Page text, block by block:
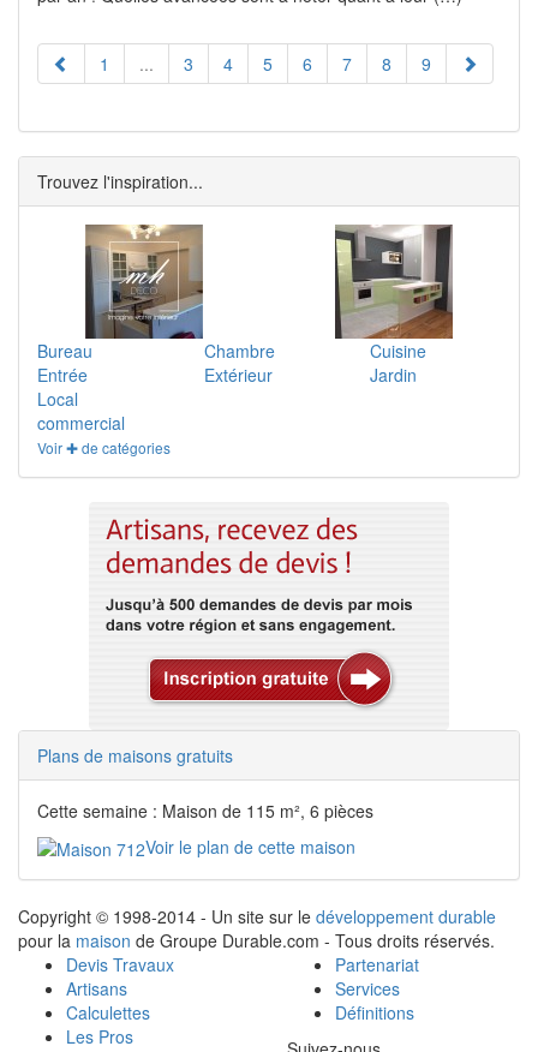
1 ... 3 4 5 6 7 8 9
Trouvez l'inspiration...
Bureau Chambre
Cuisine
Entrée
Extérieur
Jardin
Local
commercial
Voir ✚ de catégories
Plans de maisons gratuits
Cette semaine : Maison de 115 m², 6 pièces
Voir le plan de cette maison
Copyright © 1998-2014 - Un site sur le développement durable
pour la maison de Groupe Durable.com - Tous droits réservés.
Devis Travaux
Artisans
Calculettes
Les Pros
Partenariat
Services
Définitions